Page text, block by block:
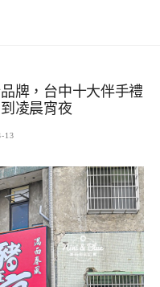
牌，台中十大伴手禮
凌晨宵夜
13